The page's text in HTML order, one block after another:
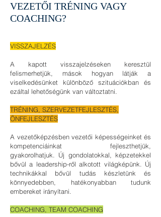
VEZETŐI TRÉNING VAGY
COACHING?
VISSZAJELZÉS
A kapott visszajelzéseken keresztül
felismerhetjük, mások hogyan látják a
viselkedésünket különböző szituációkban és
ezáltal lehetőségünk van változtatni.
TRÉNING, SZERVEZETFEJLESZTÉS,
ÖNFEJLESZTÉS
A vezetőképzésben vezetői képességeinket és
kompetenciáinkat fejleszthetjük,
gyakorolhatjuk. Új gondolatokkal, képzetekkel
bővül a leadership-ről alkotott világképünk. Új
technikákkal bővül tudás készletünk és
könnyedebben, hatékonyabban tudunk
embereket irányítani.
COACHING, TEAM COACHING